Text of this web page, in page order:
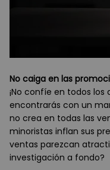
No caiga en las
¡No confíe en todos
encontrarás con un
no crea en todas las
minoristas inflan sus
ventas parezcan
investigación a fondo?